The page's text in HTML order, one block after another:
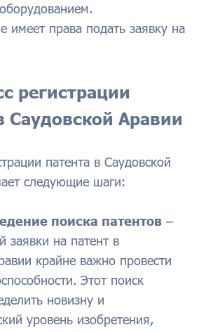
имеет права подать заявку на
регистрации
Саудовской Аравии
патента в Саудовской
следующие шаги:
поиска патентов –
заявки на патент в
крайне важно провести
Этот поиск
новизну и
уровень изобретения,